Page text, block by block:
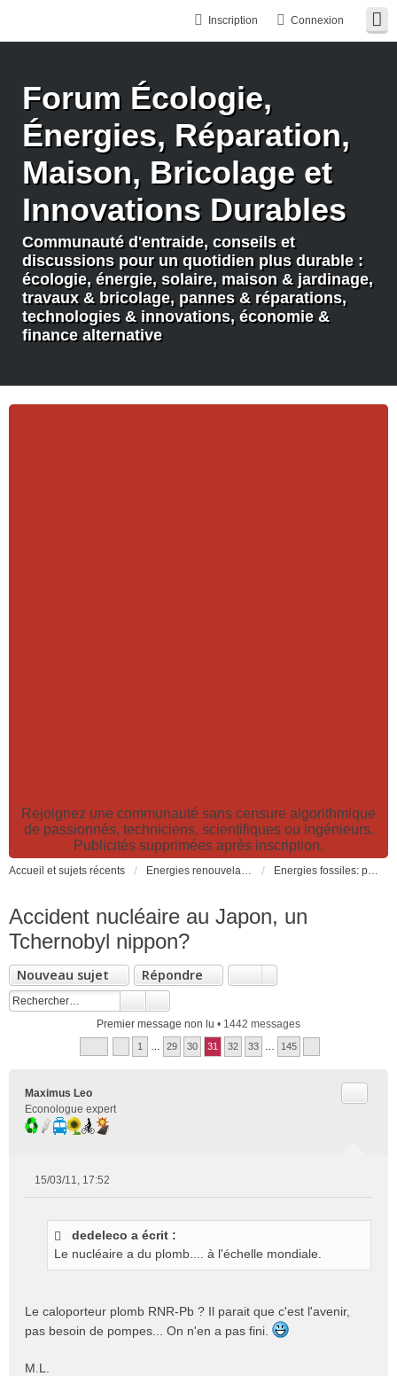
Connexion
Inscription
Forum Écologie,
Énergies, Réparation,
Maison, Bricolage et
Innovations Durables
Communauté d'entraide, conseils et
discussions pour un quotidien plus durable :
écologie, énergie, solaire, maison & jardinage,
travaux & bricolage, pannes & réparations,
technologies & innovations, économie &
finance alternative
Rejoignez une communauté sans censure algorithmique
de passionnés, techniciens, scientifiques ou ingénieurs.
Publicités supprimées après inscription.
Accueil et sujets récents Energies renouvelables et fossiles, énergie solaire, biocarburants et changement climatique Energies fossiles: pétrole, gaz, charbon et électricité nucléaire (fission et fusion)
Accident nucléaire au Japon, un
Tchernobyl nippon?
Nouveau sujet Répondre
Premier message non lu • 1442 messages
1 29 30 31 32 33 145
Maximus Leo
Econologue expert
o
n
u
15/03/11, 17:52
dedeleco a écrit :
Le nucléaire a du plomb.... à l'échelle mondiale.
Le caloporteur plomb RNR-Pb ? Il parait que c'est l'avenir,
pas besoin de pompes... On n'en a pas fini.
M.L.